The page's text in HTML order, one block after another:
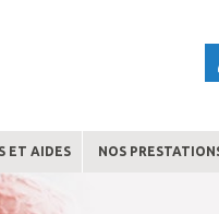
ET AIDES NOS